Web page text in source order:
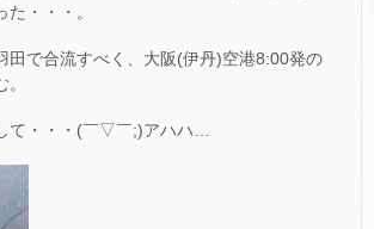
・・・。
田で合流すべく、大阪(伊丹)空港8:00発の
て・・・(￣▽￣;)アハハ…